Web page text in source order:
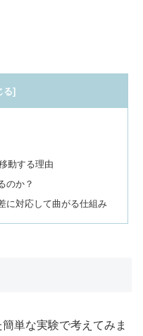
動する理由
のか？
に対応して曲がる仕組み
単な実験で考えてみま